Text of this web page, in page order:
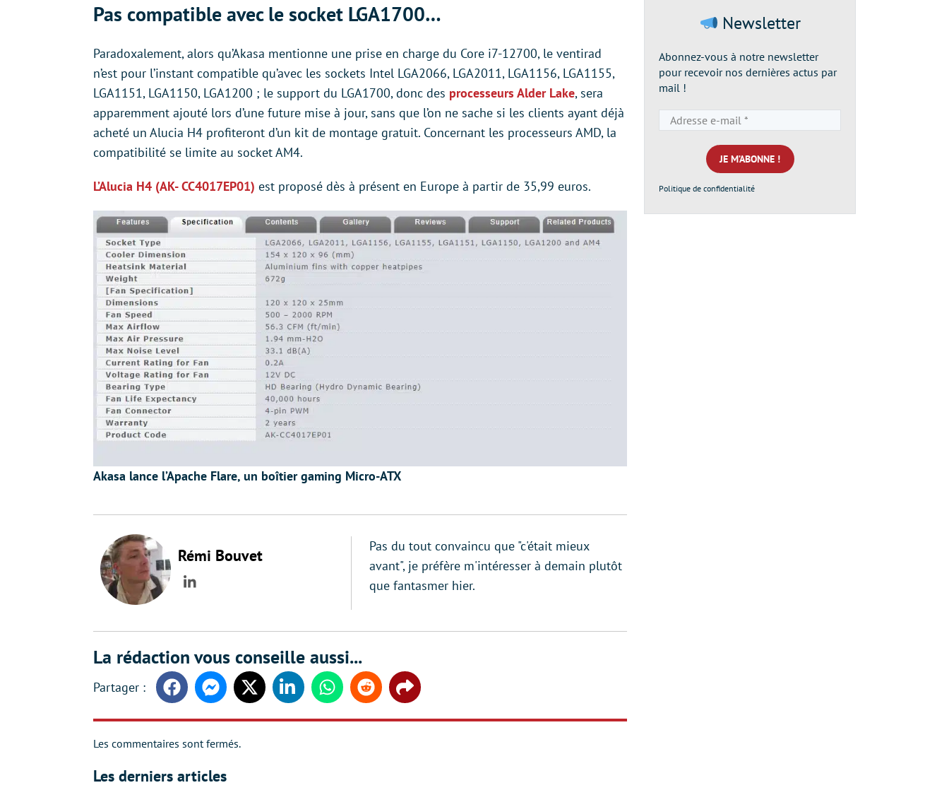
Pas compatible avec le socket LGA1700…
Paradoxalement, alors qu’Akasa mentionne une prise en charge du Core i7-12700, le ventirad
n’est pour l’instant compatible qu’avec les sockets Intel LGA2066, LGA2011, LGA1156, LGA1155,
LGA1151, LGA1150, LGA1200 ; le support du LGA1700, donc des processeurs Alder Lake, sera
apparemment ajouté lors d’une future mise à jour, sans que l’on ne sache si les clients ayant déjà
acheté un Alucia H4 profiteront d’un kit de montage gratuit. Concernant les processeurs AMD, la
compatibilité se limite au socket AM4.
L’Alucia H4 (AK- CC4017EP01) est proposé dès à présent en Europe à partir de 35,99 euros.
Akasa lance l’Apache Flare, un boîtier gaming Micro-ATX
Rémi Bouvet
LinkedIn
Pas du tout convaincu que "c'était mieux
avant", je préfère m'intéresser à demain plutôt
que fantasmer hier.
La rédaction vous conseille aussi...
FacebookMessengerTwitter LinkedinWhatsappReddit Share
Les commentaires sont fermés.
Les derniers articles
Newsletter
Abonnez-vous à notre newsletter
pour recevoir nos dernières actus par
mail !
e-
mail
*
Politique de confidentialité